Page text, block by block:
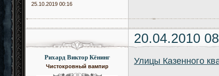
25.10.2019 00:16
20.04.2010
Рихард Виктор Кёнинг
Чистокровный вампир
Улицы Казенного